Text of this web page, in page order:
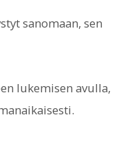
sanomaan, sen
lukemisen avulla,